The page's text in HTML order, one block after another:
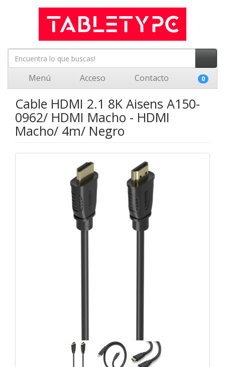
Menú Acceso Contacto 0
Cable HDMI 2.1 8K Aisens A150-
0962/ HDMI Macho - HDMI
Macho/ 4m/ Negro